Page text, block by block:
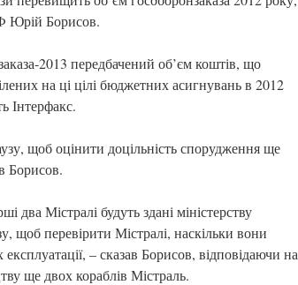
Юрій Борисов.
2013 передбачений об’єм коштів, що
на ці цілі бюджетних асигнувань в 2012
Інтерфакс.
щоб оцінити доцільність спорудження ще
Борисов.
Містралі будуть здані міністерству
щоб перевірити Містралі, наскільки вони
– сказав Борисов, відповідаючи на
ще двох кораблів Містраль.